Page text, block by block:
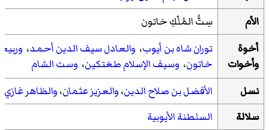
الأم
سِتُّ المُلْكِ خاتون
أخوة
وأخوات
توران شاه بن أيوب، والعادل سيف الدين أحمد،
خاتون، وسيف الإسلام طغتكين، وست الشام
نسل
الأفضل بن صلاح الدين،والعزيز عثمان،والظاهر غازي
سلالة
السلطنة الأيوبية